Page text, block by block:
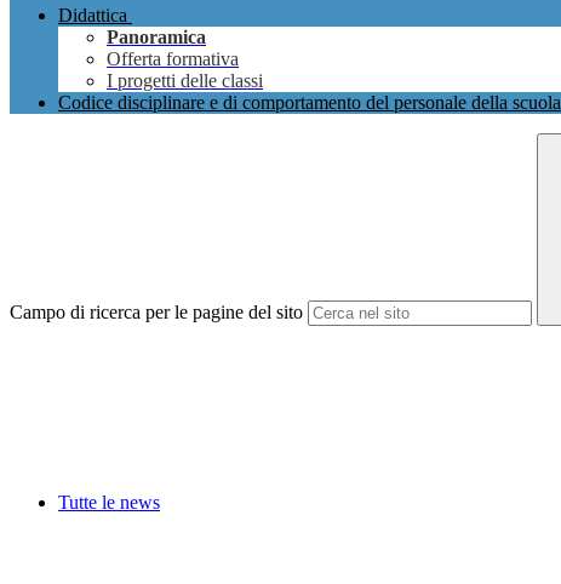
Didattica
Panoramica
Offerta formativa
I progetti delle classi
Codice disciplinare e di comportamento del personale della scuola
Campo di ricerca per le pagine del sito
Tutte le news